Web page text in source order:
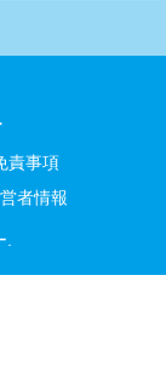
責事項
者情報
.